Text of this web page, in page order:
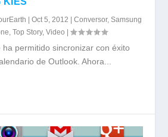
|Oct 5, 2012 |Conversor,Samsung
,Top Story,Video |
ha permitido sincronizar con éxito
de Outlook. Ahora...